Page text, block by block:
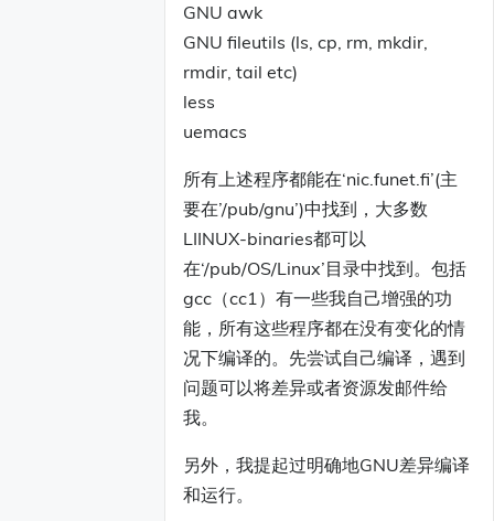
GNU awk
GNU fileutils (ls, cp, rm, mkdir,
rmdir, tail etc)
less
uemacs
所有上述程序都能在‘nic.funet.fi’(主
要在’/pub/gnu’)中找到，大多数
LIINUX-binaries都可以
在‘/pub/OS/Linux’目录中找到。包括
gcc（cc1）有一些我自己增强的功
能，所有这些程序都在没有变化的情
况下编译的。先尝试自己编译，遇到
问题可以将差异或者资源发邮件给
我。
另外，我提起过明确地GNU差异编译
和运行。